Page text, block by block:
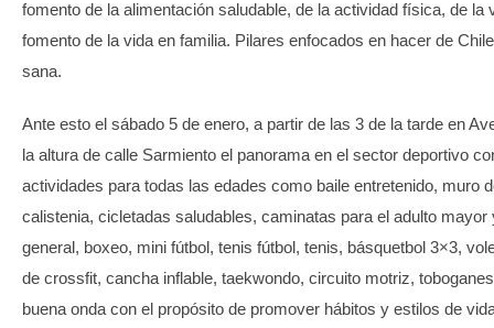
fomento de la alimentación saludable, de la actividad física, de la
fomento de la vida en familia. Pilares enfocados en hacer de
sana.
Ante esto el sábado 5 de enero, a partir de las 3 de la tarde en
la altura de calle Sarmiento el panorama en el sector deportivo
actividades para todas las edades como baile entretenido, muro
calistenia, cicletadas saludables, caminatas para el adulto mayor
general, boxeo, mini fútbol, tenis fútbol, tenis, básquetbol 3×3,
de crossfit, cancha inflable, taekwondo, circuito motriz,
buena onda con el propósito de promover hábitos y estilos de